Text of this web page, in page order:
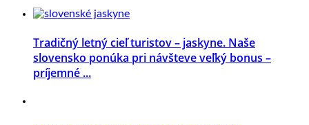
Tradičný letný cieľ turistov – jaskyne. Naše
slovensko ponúka pri návšteve veľký bonus –
príjemné ...